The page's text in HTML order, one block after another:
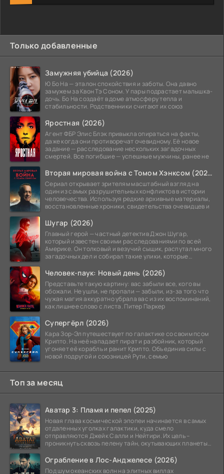
Только добавленные
Замужняя убийца (2026)
Ю Бо На — эталон спокойствия и заботы. Она давно
замужем за Квон Тэ Соном. У пары подрастает малышка-
дочь. Бо На создаёт в доме атмосферу тепла и
стабильности. Родственники считают их союз
Яростная (2026)
Агент ФБР Элис Блэк привыкла опираться на факты,
даже когда они противоречат очевидному. Её новое
задание — расследование нескольких загадочных
смертей. Все погибшие — успешные мужчины, ранее не
Вторая мировая война с Томом Хэнксом (2026)
Сериал открывает зрителям масштабный взгляд на
один из самых разрушительных конфликтов в истории
человечества. Используя редкие архивные материалы,
восстановленные хроники, свидетельства очевидцев и
Шугар (2026)
Главный герой — частный детектив Джон Шугар,
который известен своими расследованиями по всей
Америке. Он толковый и везучий сыщик, распутал много
загадочных дел и собирал такие улики, которые
Человек-паук: Новый день (2026)
Представьте такую картину: вас забыли все, кого вы
обожали. Не ушли, не пропали — забыли, из-за того что
чужая магия аккуратно убрала вас из их воспоминаний,
как лишнее слово с листа. Питер Паркер
Супергёрл (2026)
Кара Зор-Эл путешествует по галактике со своим псом
Крипто. На неё нападает пират и разбойник, который
угоняет её корабль и ранит Крипто. Объединив силы с
новой подругой и союзницей Рути, семью
Топ за месяц
Аватар 3: Пламя и пепел (2025)
Новая глава космической эпопеи начинается в самых
отдаленных уголках галактики, куда смело
отправляются Джейк Салли и Нейтири. Их цель –
проникнуть сквозь пелену тайн, окутывающих планеты
Ограбление в Лос-Анджелесе (2026)
Под шум океанских волн на элитных виллах